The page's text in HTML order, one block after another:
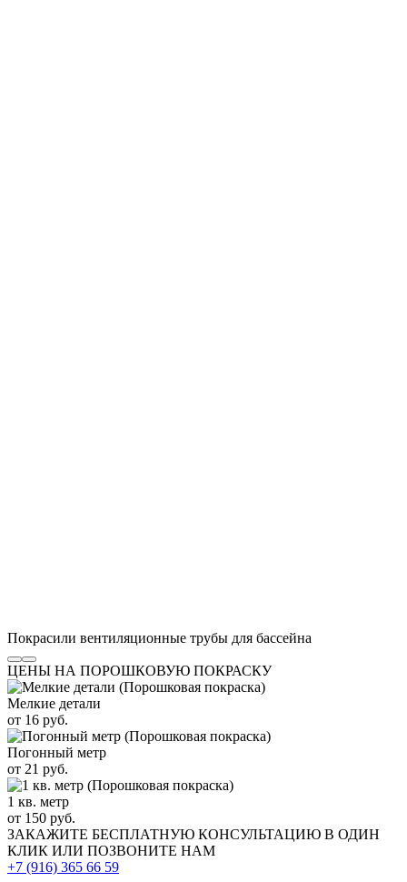
Покрасили вентиляционные трубы для бассейна
ЦЕНЫ НА ПОРОШКОВУЮ ПОКРАСКУ
Мелкие детали
от 16 руб.
Погонный метр
от 21 руб.
1 кв. метр
от 150 руб.
ЗАКАЖИТЕ БЕСПЛАТНУЮ КОНСУЛЬТАЦИЮ В ОДИН
КЛИК ИЛИ ПОЗВОНИТЕ НАМ
+7 (916) 365 66 59